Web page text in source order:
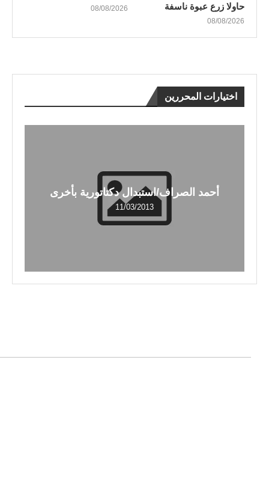
حاولا زرع عبوة ناسفة
08/08/2026
08/08/2026
اختيارات المحررين
أحمد الصراف/استبدال دكتاتورية بأخرى
11/03/2013